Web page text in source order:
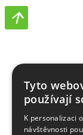
Tyto
používají
K personalizaci
návštěvnosti